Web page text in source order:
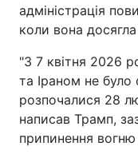
адміністрація
коли вона
"З 7 квітня 2026
та Іраном не було
розпочалися 28
написав Трамп,
припинення